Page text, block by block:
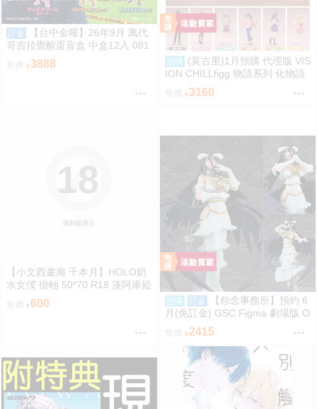
訂金
【台中金曜】26年9月 萬代
哥吉拉覺醒蛋盲盒 中盒12入 081
售價 3888 預購
(莫古里)1月預購 代理版 VIS
ION CHILLfigg 物語系列 化物語
中盒 BOX6入 免訂金
售價 3160
限制級商品
18
【小文西畫廊 千本月】HOLO奶
水女僕 掛軸 50*70 R18 湊阿庫婭
阿夸 沙花叉 虎鯨 雪花菈米 塞萊
希·法娜 Fauna 白銀諾艾爾 團長
娜·惑星諾瓦 Moona【FF47場前
600 預購 訂金
【怨念事務所】預約 6
月(免訂金) GSC Figma 劇場版 O
VERLORD 聖王國篇 雅兒貝德 0
913
2415